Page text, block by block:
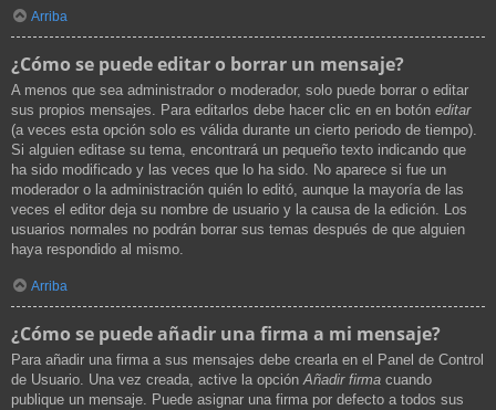
Arriba
¿Cómo se puede editar o borrar un mensaje?
A menos que sea administrador o moderador, solo puede borrar o editar
sus propios mensajes. Para editarlos debe hacer clic en en botón editar
(a veces esta opción solo es válida durante un cierto periodo de tiempo).
Si alguien editase su tema, encontrará un pequeño texto indicando que
ha sido modificado y las veces que lo ha sido. No aparece si fue un
moderador o la administración quién lo editó, aunque la mayoría de las
veces el editor deja su nombre de usuario y la causa de la edición. Los
usuarios normales no podrán borrar sus temas después de que alguien
haya respondido al mismo.
Arriba
¿Cómo se puede añadir una firma a mi mensaje?
Para añadir una firma a sus mensajes debe crearla en el Panel de Control
de Usuario. Una vez creada, active la opciónAñadir firma cuando
publique un mensaje. Puede asignar una firma por defecto a todos sus